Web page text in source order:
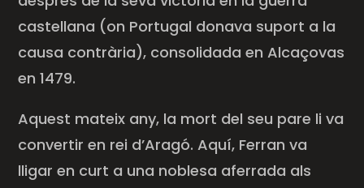
castellana (on Portugal donava suport a la
causa contrària), consolidada enAlcaçovas
en 1479.
Aquest mateix any, la mort del seu pare li va
convertir en rei d’Aragó. Aquí, Ferran va
lligar en curt a una noblesa aferrada als